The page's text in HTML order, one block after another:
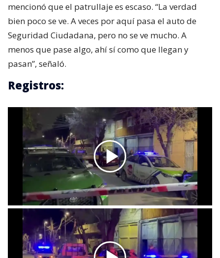
mencionó que el patrullaje es escaso. “La verdad
bien poco se ve. A veces por aquí pasa el auto de
Seguridad Ciudadana, pero no se ve mucho. A
menos que pase algo, ahí sí como que llegan y
pasan”, señaló.
Registros: